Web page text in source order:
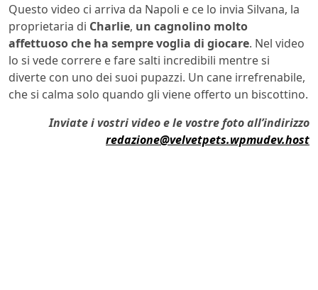
Questo video ci arriva da Napoli e ce lo invia Silvana, la
proprietaria di Charlie, un cagnolino molto
affettuoso che ha sempre voglia di giocare. Nel video
lo si vede correre e fare salti incredibili mentre si
diverte con uno dei suoi pupazzi. Un cane irrefrenabile,
che si calma solo quando gli viene offerto un biscottino.
Inviate i vostri video e le vostre foto all’indirizzo
redazione@velvetpets.wpmudev.host